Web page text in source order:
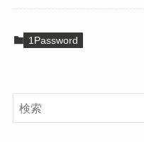
1Password